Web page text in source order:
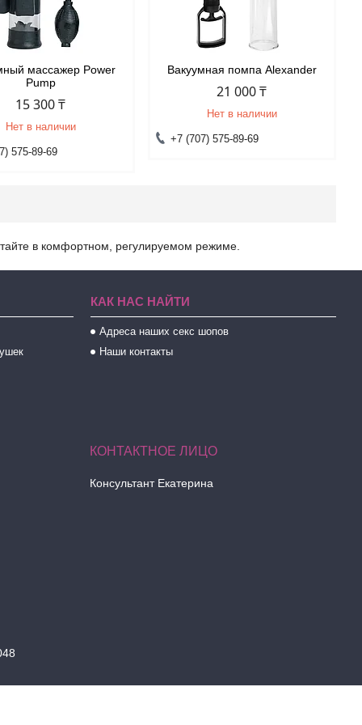
массажер Power
Pump
15 300 ₸
Нет в наличии
575-89-69
Вакуумная помпа Alexander
21 000 ₸
Нет в наличии
+7 (707) 575-89-69
в комфортном, регулируемом режиме.
КАК НАС НАЙТИ
Адреса наших секс шопов
Наши контакты
Консультант Екатерина